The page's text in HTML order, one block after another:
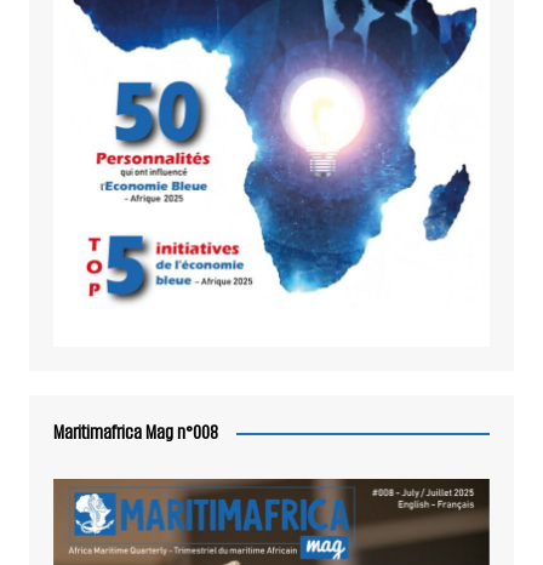
Maritimafrica Mag n°008